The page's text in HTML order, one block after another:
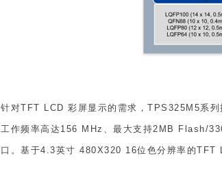
针对TFT LCD 彩屏显示的需求，TPS325M5系
工作频率高达156 MHz、最大支持2MB Flash/
口。基于4.3英寸 480X320 16位色分辨率的TFT